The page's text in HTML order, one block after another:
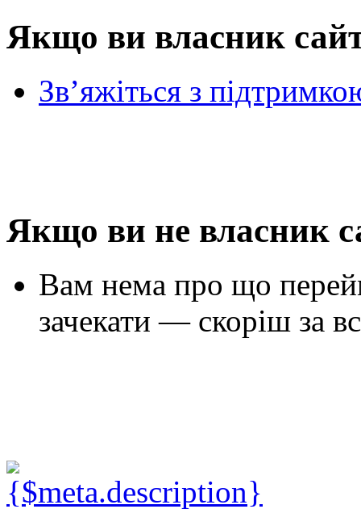
Якщо ви власник
Зв’яжіться з
Якщо ви не власник
Вам нема про що
зачекати — скоріш за